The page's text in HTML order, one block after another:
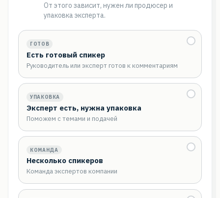
От этого зависит, нужен ли продюсер и
упаковка эксперта.
ГОТОВ
Есть готовый спикер
Руководитель или эксперт готов к комментариям
УПАКОВКА
Эксперт есть, нужна упаковка
Поможем с темами и подачей
КОМАНДА
Несколько спикеров
Команда экспертов компании